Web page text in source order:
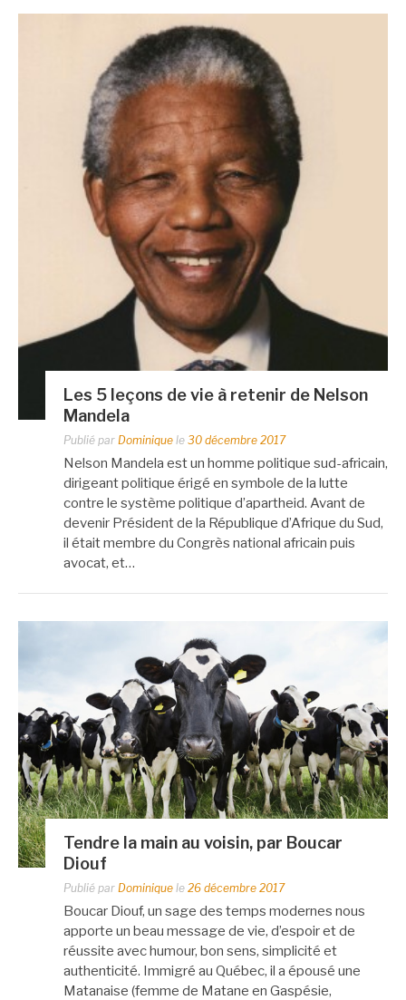
Les 5 leçons de vie à retenir de Nelson
Mandela
Publié par Dominique le 30 décembre 2017
Nelson Mandela est un homme politique sud-africain,
dirigeant politique érigé en symbole de la lutte
contre le système politique d’apartheid. Avant de
devenir Président de la République d’Afrique du Sud,
il était membre du Congrès national africain puis
avocat, et…
Tendre la main au voisin, par Boucar
Diouf
Publié par Dominique le 26 décembre 2017
Boucar Diouf, un sage des temps modernes nous
apporte un beau message de vie, d’espoir et de
réussite avec humour, bon sens, simplicité et
authenticité. Immigré au Québec, il a épousé une
Matanaise (femme de Matane en Gaspésie,